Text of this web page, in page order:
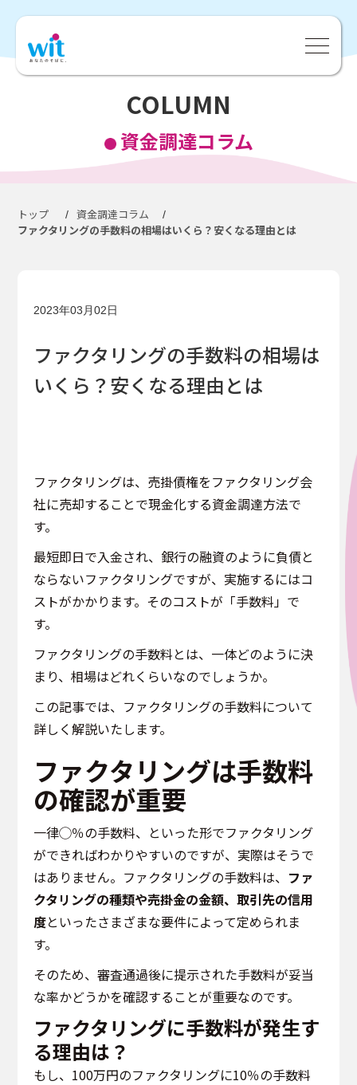
COLUMN
資金調達コラム
トップ / 資金調達コラム /
ファクタリングの手数料の相場はいくら？安くなる理由とは
2023年03月02日
ファクタリングの手数料の相場は
いくら？安くなる理由とは
ファクタリングは、売掛債権をファクタリング会
社に売却することで現金化する資金調達方法で
す。
最短即日で入金され、銀行の融資のように負債と
ならないファクタリングですが、実施するにはコ
ストがかかります。そのコストが「手数料」で
す。
ファクタリングの手数料とは、一体どのように決
まり、相場はどれくらいなのでしょうか。
この記事では、ファクタリングの手数料について
詳しく解説いたします。
ファクタリングは手数料
の確認が重要
一律◯％の手数料、といった形でファクタリング
ができればわかりやすいのですが、実際はそうで
はありません。ファクタリングの手数料は、 ファ
クタリングの種類や売掛金の金額、取引先の信用
度といったさまざまな要件によって定められま
す。
そのため、審査通過後に提示された手数料が妥当
な率かどうかを確認することが重要なのです。
ファクタリングに手数料が発生す
る理由は？
もし、100万円のファクタリングに10％の手数料